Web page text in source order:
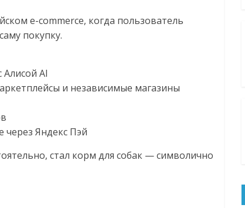
e-commerce, когда пользователь
покупку.
Алисой AI
и независимые магазины
через Яндекс Пэй
стал корм для собак — символично